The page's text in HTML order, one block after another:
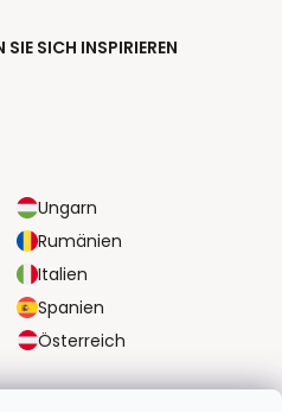
SICH INSPIRIEREN
Ungarn
Rumänien
Italien
Spanien
Österreich